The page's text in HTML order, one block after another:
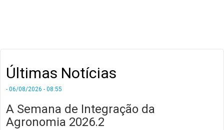
Últimas Notícias
- 06/08/2026 - 08:55
A Semana de Integração da
Agronomia 2026.2